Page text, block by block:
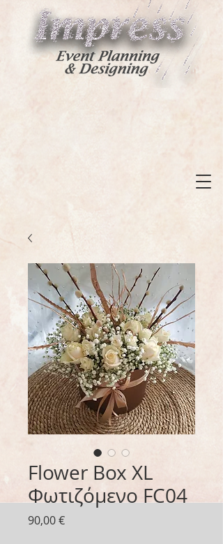
Flower Box XL
Φωτιζόμενο FC04
90,00 €Price